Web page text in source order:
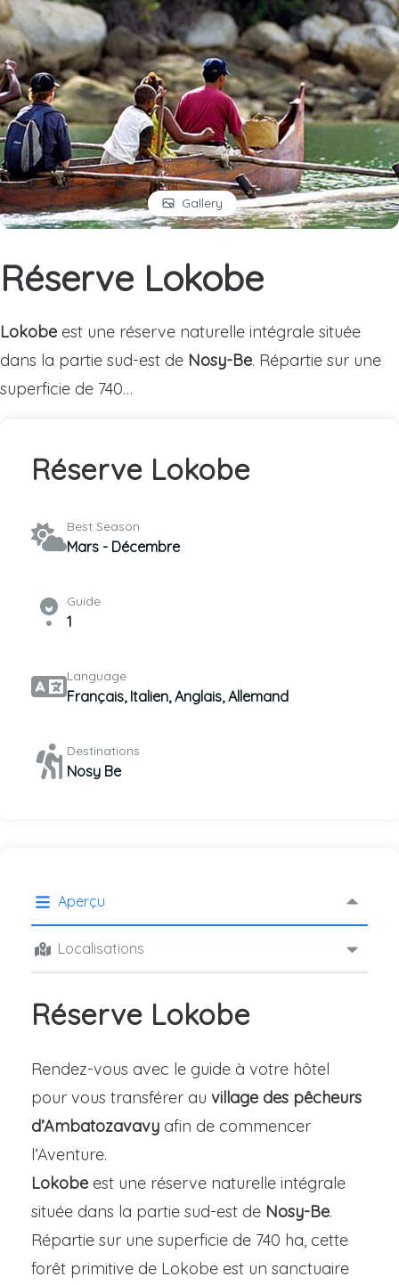
Gallery
Réserve Lokobe
Lokobe est une réserve naturelle intégrale située
dans la partie sud-est de Nosy-Be. Répartie sur une
superficie de 740…
Réserve Lokobe
Best Season
Mars - Décembre
Guide
1
Language
Français, Italien, Anglais, Allemand
Destinations
Nosy Be
Aperçu
Localisations
Réserve Lokobe
Rendez-vous avec le guide à votre hôtel
pour vous transférer au village des pêcheurs
d’Ambatozavavy afin de commencer
l’Aventure.
Lokobe est une réserve naturelle intégrale
située dans la partie sud-est de Nosy-Be.
Répartie sur une superficie de 740 ha, cette
forêt primitive de Lokobe est un sanctuaire